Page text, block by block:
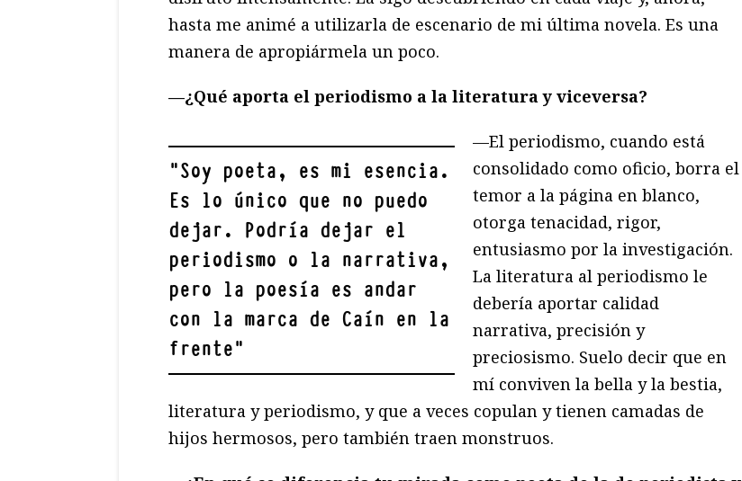
hasta me animé a utilizarla de escenario de mi última novela. Es una
manera de apropiármela un poco.
—¿Qué aporta el periodismo a la literatura y viceversa?
"Soy poeta, es mi esencia.
Es lo único que no puedo
dejar. Podría dejar el
periodismo o la narrativa,
pero la poesía es andar
con la marca de Caín en la
frente"
—El periodismo, cuando está
consolidado como oficio, borra el
temor a la página en blanco,
otorga tenacidad, rigor,
entusiasmo por la investigación.
La literatura al periodismo le
debería aportar calidad
narrativa, precisión y
preciosismo. Suelo decir que en
mí conviven la bella y la bestia,
literatura y periodismo, y que a veces copulan y tienen camadas de
hijos hermosos, pero también traen monstruos.